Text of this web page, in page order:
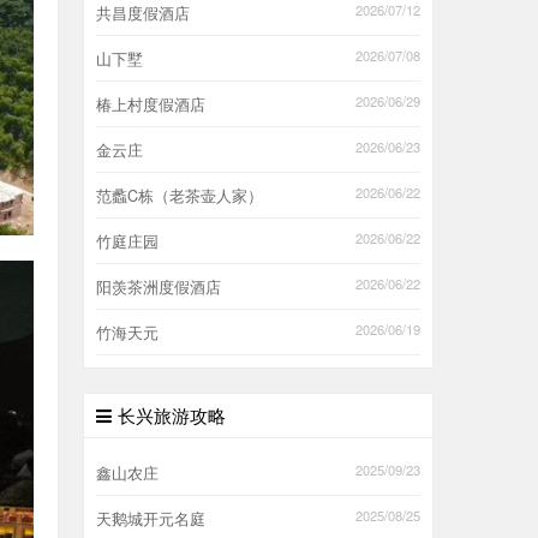
共昌度假酒店 2026/07/12
山下墅 2026/07/08
椿上村度假酒店 2026/06/29
金云庄 2026/06/23
范蠡C栋（老茶壶人家） 2026/06/22
竹庭庄园 2026/06/22
阳羡茶洲度假酒店 2026/06/22
竹海天元 2026/06/19
长兴旅游攻略
鑫山农庄 2025/09/23
天鹅城开元名庭 2025/08/25